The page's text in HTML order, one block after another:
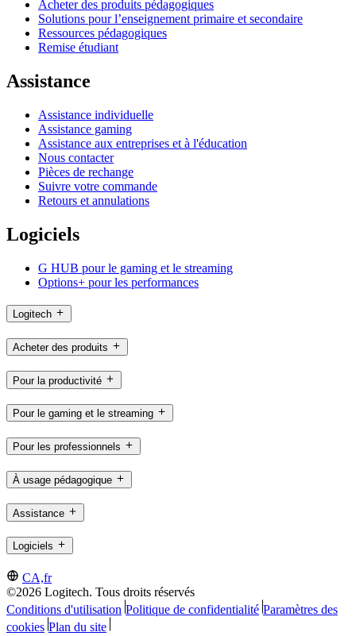
Acheter des produits pédagogiques
Solutions pour l’enseignement primaire et secondaire
Ressources pédagogiques
Remise étudiant
Assistance
Assistance individuelle
Assistance gaming
Assistance aux entreprises et à l'éducation
Nous contacter
Pièces de rechange
Suivre votre commande
Retours et annulations
Logiciels
G HUB pour le gaming et le streaming
Options+ pour les performances
Logitech
Acheter des produits
Pour la productivité
Pour le gaming et le streaming
Pour les professionnels
À usage pédagogique
Assistance
Logiciels
CA,fr
©2026 Logitech. Tous droits réservés
Conditions d'utilisation Politique de confidentialité Paramètres des
cookies Plan du site